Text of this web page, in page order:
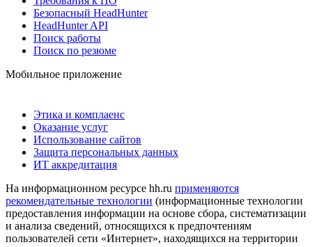
Безопасный HeadHunter
HeadHunter API
Поиск работы
Поиск по резюме
Мобильное приложение
Этика и комплаенс
Оказание услуг
Использование сайтов
Защита персональных данных
ИТ аккредитация
На информационном ресурсе hh.ru применяются
рекомендательные технологии (информационные технологии
предоставления информации на основе сбора, систематизации
и анализа сведений, относящихся к предпочтениям
пользователей сети «Интернет», находящихся на территории